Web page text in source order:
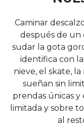
Caminar
después de un
sudar la gota
identifica con
nieve, el skate,
sueñan sin
prendas únicas y
limitada y sobre
al